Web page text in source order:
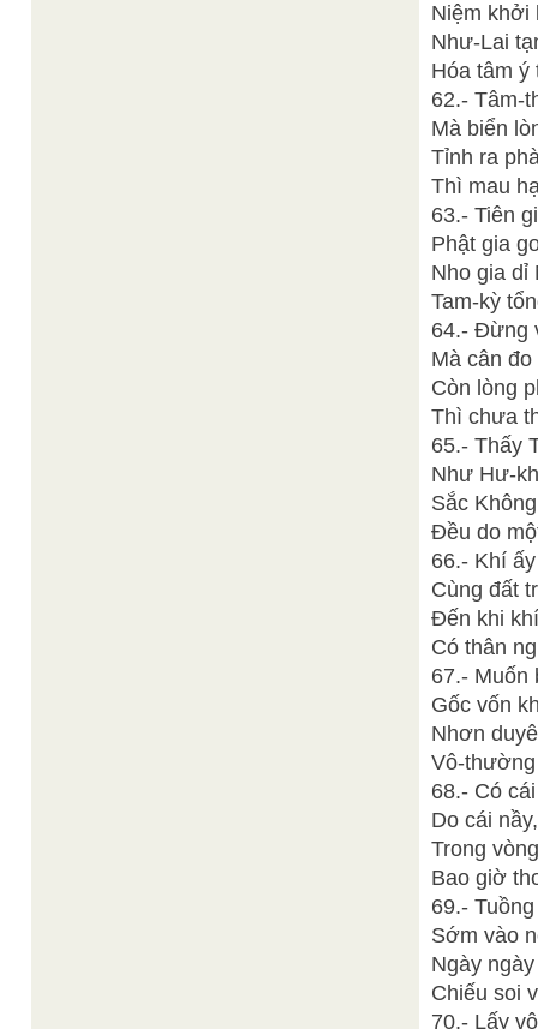
Niệm khởi
Như-Lai
Hóa tâm
62.- Tâm-
Mà biển
Tỉnh ra
Thì mau
63.- Tiên
Phật gia
Nho gia dỉ
Tam-kỳ
64.- Đừng
Mà cân
Còn lòng
Thì chưa
65.- Thấy
Như Hư-
Sắc
Đều do
66.- Khí
Cùng đất
Đến khi
Có thân
67.- Muốn
Gốc vốn
Nhơn
Vô-
68.- Có
Do cái
Trong
Bao giờ
69.-
Sớm vào
Ngày
Chiếu soi
70.- Lấy